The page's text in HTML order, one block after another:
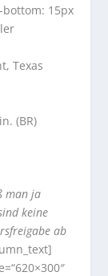
bottom: 15px
Texas
(BR)
man ja
keine
ab